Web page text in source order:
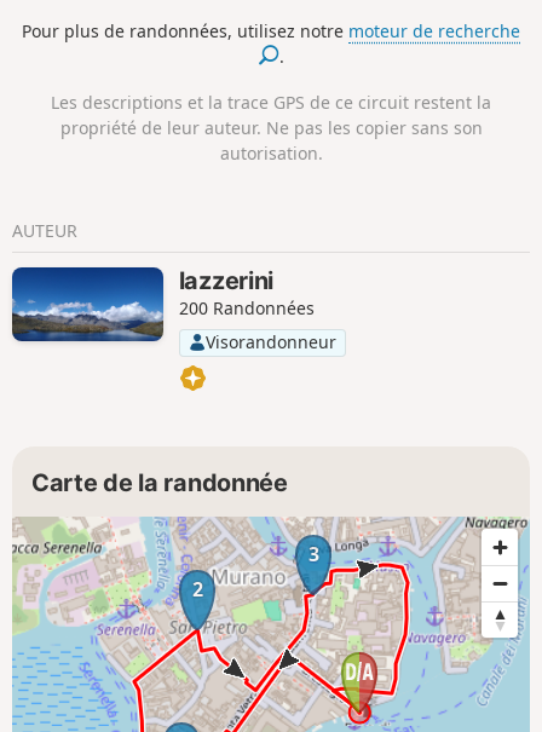
maison en cas de brume (dans cette région le brouillard est
particulièrement dense, surtout en hiver). Aujourd'hui
maison une fois par an de cette même couleur.
Pour plus de randonnées, utilisez notre moteur de recherche
.
Les descriptions et la trace GPS de ce circuit restent la
propriété de leur auteur. Ne pas les copier sans son
autorisation.
AUTEUR
lazzerini
200 Randonnées
Visorandonneur
Carte de la randonnée
2
3